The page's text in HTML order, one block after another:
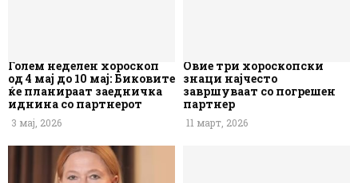
Голем неделен хороскоп
од 4 мај до 10 мај: Биковите
ќе планираат заедничка
иднина со партнерот
3 мај, 2026
Овие три хороскопски
знаци најчесто
завршуваат со погрешен
партнер
11 март, 2026